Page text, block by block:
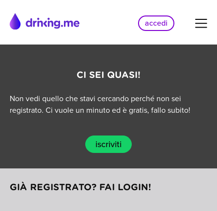
accedi
CI SEI QUASI!
Non vedi quello che stavi cercando perché non sei
registrato. Ci vuole un minuto ed è gratis, fallo subito!
iscriviti
GIÀ REGISTRATO? FAI LOGIN!